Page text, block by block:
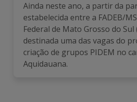
Ainda neste ano, a partir da
estabelecida entre a FADEB/
Federal de Mato Grosso do Sul
destinada uma das vagas do
criação de grupos PIDEM no
Aquidauana.